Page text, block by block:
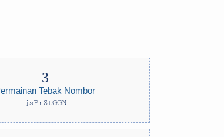
Tebak Nombor
jsPrStGGN